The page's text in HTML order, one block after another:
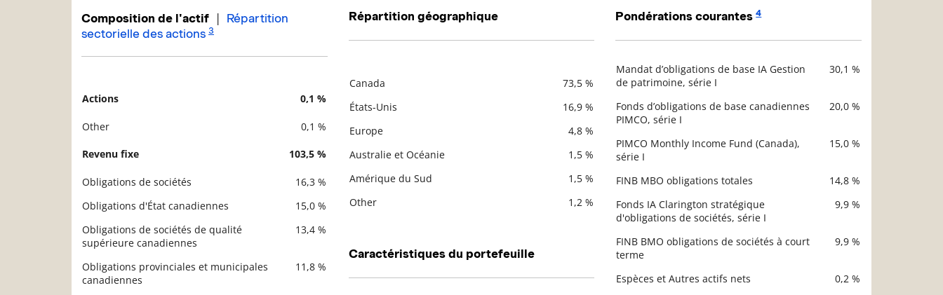
Composition de l'actif | Répartition
sectorielle des actions 3
Actions 0,1 %
Other 0,1 %
Revenu fixe 103,5 %
Obligations de sociétés
16,3 %
Obligations d'État canadiennes
15,0 %
Obligations de sociétés de qualité
supérieure canadiennes
13,4 %
Obligations provinciales et municipales
canadiennes
11,8 %
Répartition géographique
Canada
73,5 %
États-Unis
16,9 %
Europe
4,8 %
Australie et Océanie
1,5 %
Amérique du Sud
1,5 %
Other
1,2 %
Caractéristiques du portefeuille
Pondérations courantes4
DescriptionValeur liquidative
Mandat d’obligations de base IA Gestion
de patrimoine, série I
30,1 %
Fonds d’obligations de base canadiennes
PIMCO, série I
20,0 %
PIMCO Monthly Income Fund (Canada),
série I
15,0 %
FINB MBO obligations totales
14,8 %
Fonds IA Clarington stratégique
d'obligations de sociétés, série I
9,9 %
FINB BMO obligations de sociétés à court
terme
9,9 %
Espèces et Autres actifs nets 0,2 %